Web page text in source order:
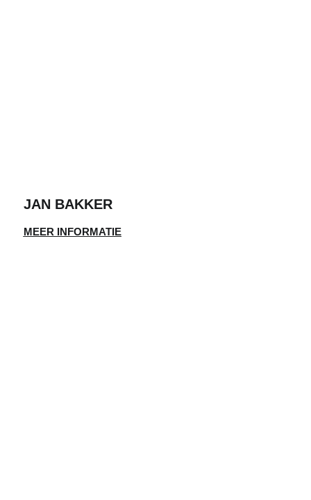
JAN BAKKER
MEER INFORMATIE